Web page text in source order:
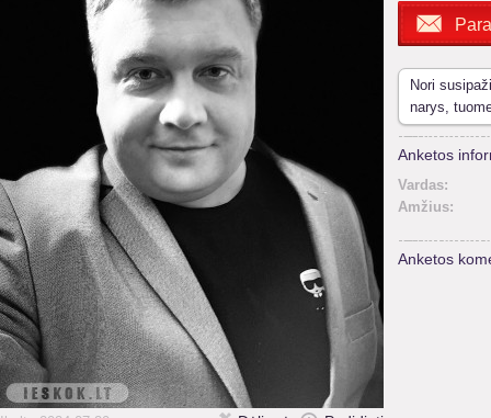
Nori
narys,
Anketos
Vardas:
Amžius:
Anketos